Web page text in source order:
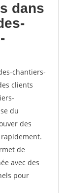
dans
chantiers-
clients
du
des
de
avec des
pour